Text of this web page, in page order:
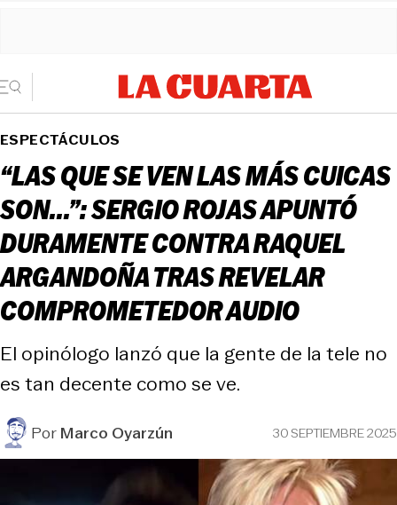
ESPECTÁCULOS
“LAS QUE SE VEN LAS MÁS CUICAS
SON...”: SERGIO ROJAS APUNTÓ
DURAMENTE CONTRA RAQUEL
ARGANDOÑA TRAS REVELAR
COMPROMETEDOR AUDIO
El opinólogo lanzó que la gente de la tele no
es tan decente como se ve.
PorMarco Oyarzún 30 SEPTIEMBRE 2025